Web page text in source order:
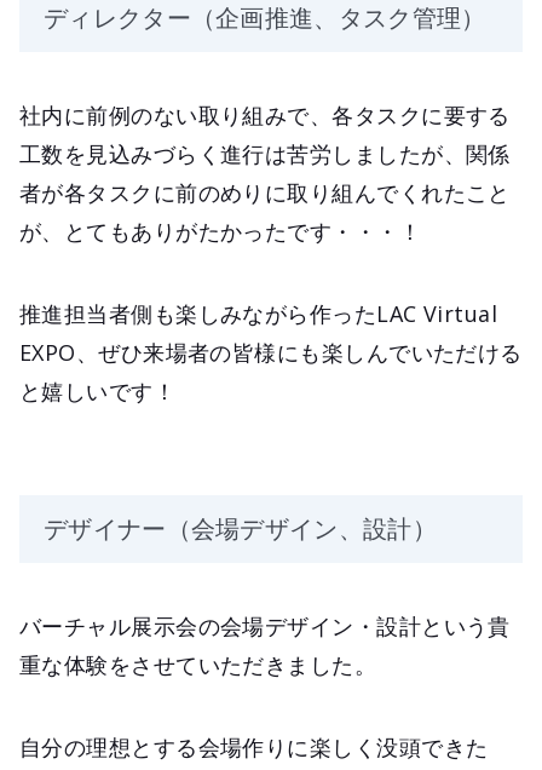
ディレクター（企画推進、タスク管理）
社内に前例のない取り組みで、各タスクに要する
工数を見込みづらく進行は苦労しましたが、関係
者が各タスクに前のめりに取り組んでくれたこと
が、とてもありがたかったです・・・！
推進担当者側も楽しみながら作ったLAC Virtual
EXPO、ぜひ来場者の皆様にも楽しんでいただける
と嬉しいです！
デザイナー（会場デザイン、設計）
バーチャル展示会の会場デザイン・設計という貴
重な体験をさせていただきました。
自分の理想とする会場作りに楽しく没頭できた